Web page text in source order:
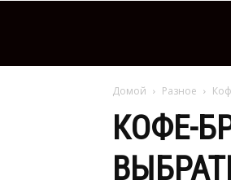
Домой Разное
КОФЕ-